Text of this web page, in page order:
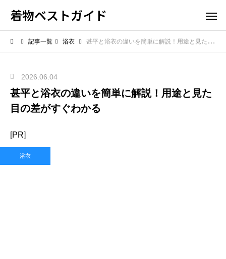
着物ベストガイド
記事一覧 浴衣 甚平と浴衣の違いを簡単に解説！用途と見た目の差がすぐわかる
2026.06.04
甚平と浴衣の違いを簡単に解説！用途と見た
目の差がすぐわかる
[PR]
浴衣